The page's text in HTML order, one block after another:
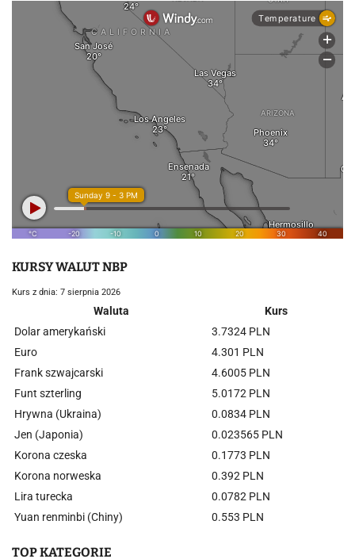
KURSY WALUT NBP
Kurs z dnia: 7 sierpnia 2026
Waluta
Kurs
Dolar amerykański
3.7324 PLN
Euro
4.301 PLN
Frank szwajcarski
4.6005 PLN
Funt szterling
5.0172 PLN
Hrywna (Ukraina)
0.0834 PLN
Jen (Japonia)
0.023565 PLN
Korona czeska
0.1773 PLN
Korona norweska
0.392 PLN
Lira turecka
0.0782 PLN
Yuan renminbi (Chiny)
0.553 PLN
TOP KATEGORIE